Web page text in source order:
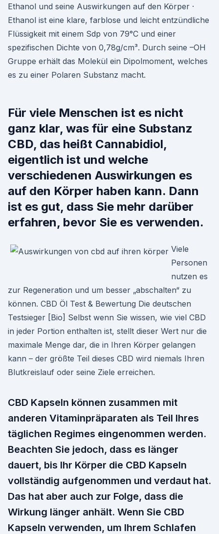
Ethanol und seine Auswirkungen auf den Körper ·
Ethanol ist eine klare, farblose und leicht entzündliche
Flüssigkeit mit einem Sdp von 79°C und einer
spezifischen Dichte von 0,78g/cm³. Durch seine –OH
Gruppe erhält das Molekül ein Dipolmoment, welches
es zu einer Polaren Substanz macht.
Für viele Menschen ist es nicht
ganz klar, was für eine Substanz
CBD, das heißt Cannabidiol,
eigentlich ist und welche
verschiedenen Auswirkungen es
auf den Körper haben kann. Dann
ist es gut, dass Sie mehr darüber
erfahren, bevor Sie es verwenden.
Viele
Personen
nutzen es
zur Regeneration und um besser „abschalten“ zu
können. CBD Öl Test & Bewertung Die deutschen
Testsieger [Bio] Selbst wenn Sie wissen, wie viel CBD
in jeder Portion enthalten ist, stellt dieser Wert nur die
maximale Menge dar, die in Ihren Körper gelangen
kann – der größte Teil dieses CBD wird niemals Ihren
Blutkreislauf oder seine Ziele erreichen.
CBD Kapseln können zusammen mit
anderen Vitaminpräparaten als Teil Ihres
täglichen Regimes eingenommen werden.
Beachten Sie jedoch, dass es länger
dauert, bis Ihr Körper die CBD Kapseln
vollständig aufgenommen und verdaut hat.
Das hat aber auch zur Folge, dass die
Wirkung länger anhält. Wenn Sie CBD
Kapseln verwenden, um Ihrem Schlafen